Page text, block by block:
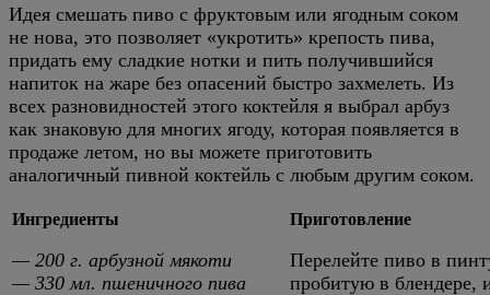
Идея смешать пиво с фруктовым или ягодным соком
не нова, это позволяет «укротить» крепость пива,
придать ему сладкие нотки и пить получившийся
напиток на жаре без опасений быстро захмелеть. Из
всех разновидностей этого коктейля я выбрал арбуз
как знаковую для многих ягоду, которая появляется в
продаже летом, но вы можете приготовить
аналогичный пивной коктейль с любым другим соком.
Ингредиенты
— 200 г. арбузной мякоти
— 330 мл. пшеничного пива
Приготовление
Перелейте пиво в
пробитую в блендере,